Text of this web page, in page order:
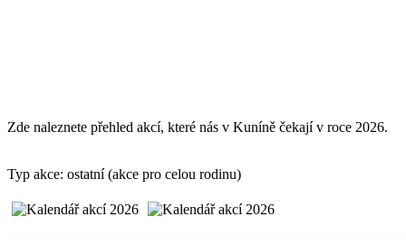
Zde naleznete přehled akcí, které nás v Kuníně čekají v roce 2026.
Typ akce: ostatní (akce pro celou rodinu)